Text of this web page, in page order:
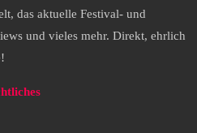
das aktuelle Festival- und
und vieles mehr. Direkt, ehrlich